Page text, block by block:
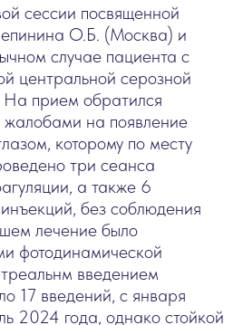
сессии посвященной
О.Б. (Москва) и
случае пациента с
центральной серозной
На прием обратился
жалобами на появление
которому по месту
три сеанса
а также 6
без соблюдения
лечение было
фотодинамической
введением
17 введений, с января
2024 года, однако стойкой